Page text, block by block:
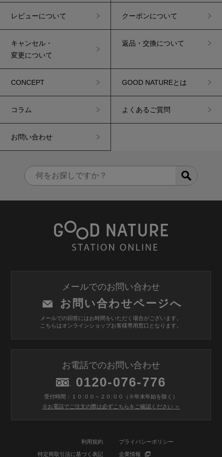
レビューについて クーポンについて
キャンセル・
変更について
返品・交換について
CONCEPT GOOD NATUREとは
コラム よくあるご質問
お問い合わせ
メールでのお問い合わせ
お問い合わせページへ
メールでの回答にはお時間をいただく場合がございます。
こちらはオンラインショップお客様専用窓口となります。
お電話でのお問い合わせ
0120-076-776
受付時間：１０:００～２０:００（※年末年始を除く）
※お電話でご注文の際は必ずこちらをご確認ください ＞
利用規約 プライバシーポリシー
特定商取引法に基づく表記 企業情報